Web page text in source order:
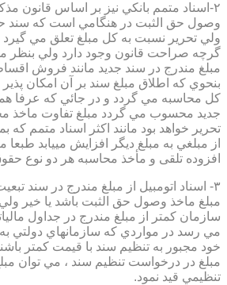
۲-اسناد متمم بانكي نيز بر اساس قانون
وصول حق الثبت در هنگامي است كه سند
ولي تحرير نسبت به كل مبلغ تعلق مي گيرد ،
گرچه صراحت قانون وجود دارد ولي بنظر
مبلغ مندرج در سند جديد مانند فروش
بنحوي كه اطلاق مبلغ سند بر آن امكان
كل محاسبه مي گردد و در جائي كه عرفا
جديد محسوب مي گردد مبلغ تفاوت ماخذ
تحرير خواهد بود مانند اكثر اسناد متمم
از مبلغي به مبلغ ديگر افزايش مييابد طبعا
افزوده تلقی و مأخذ محاسبه هر دو نوع
۳- اسناد اتومبيل از مبلغ مندرج در سند
مبلغ ماخذ وصول حق الثبت باشد يا خير
سازمان كمتر از مبلغ مندرج در جداول
مي رسد در مواردي كه سازمانهاي دولتي
خود مجبور به تنظيم سند با قيمت كمتر
مبلغ در درخواست تنظيم سند ، مي توان
تنظيمي قيد نمود.